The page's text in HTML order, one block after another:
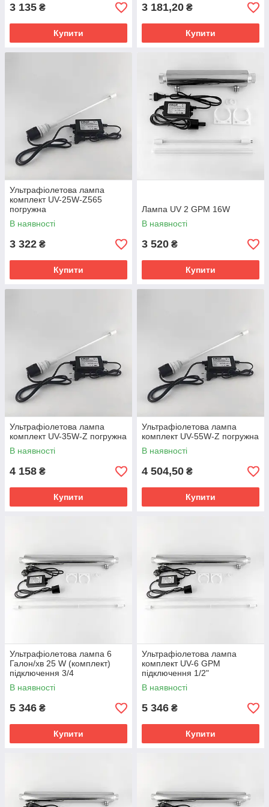
3 135 ₴
Купити
3 181,20 ₴
Купити
Ультрафіолетова лампа
комплект UV-25W-Z565
погружна
В наявності
3 322 ₴
Купити
Лампа UV 2 GPM 16W
В наявності
3 520 ₴
Купити
Ультрафіолетова лампа
комплект UV-35W-Z погружна
В наявності
4 158 ₴
Купити
Ультрафіолетова лампа
комплект UV-55W-Z погружна
В наявності
4 504,50 ₴
Купити
Ультрафіолетова лампа 6
Галон/хв 25 W (комплект)
підключення 3/4
В наявності
5 346 ₴
Купити
Ультрафіолетова лампа
комплект UV-6 GPM
підключення 1/2"
В наявності
5 346 ₴
Купити